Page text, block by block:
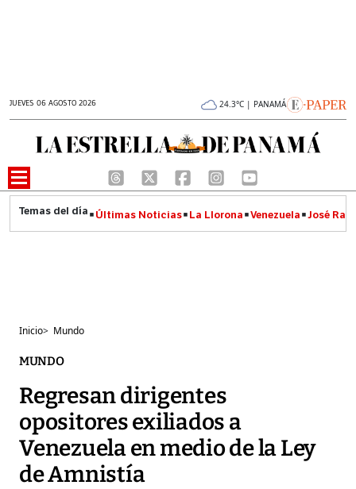
JUEVES 06 AGOSTO 2026 24.3°C | PANAMÁ
Últimas Noticias La Llorona Venezuela José
Inicio> Mundo
MUNDO
Regresan dirigentes
opositores exiliados a
Venezuela en medio de la Ley
de Amnistía